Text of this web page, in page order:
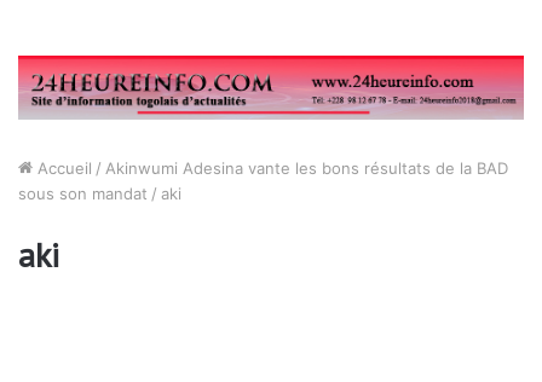
Accueil / Akinwumi Adesina vante les bons résultats de la BAD
sous son mandat / aki
aki